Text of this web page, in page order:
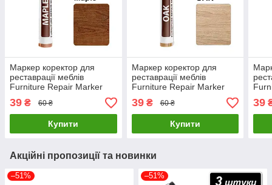
Маркер коректор для
реставрації меблів
Furniture Repair Marker
Maple
39 ₴ 60 ₴
Купити
Маркер коректор для
реставрації меблів
Furniture Repair Marker
Oak
39₴ 60 ₴
Купити
39
Акційні пропозиції та новинки
–51% –51%